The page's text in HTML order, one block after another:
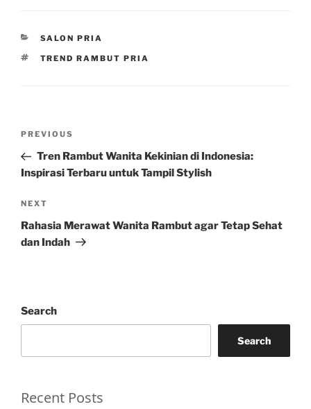
CATEGORIES
SALON PRIA
TAGS
TREND RAMBUT PRIA
Previous
Post
PREVIOUS
Tren Rambut Wanita Kekinian di Indonesia:
Inspirasi Terbaru untuk Tampil Stylish
Next
Post
NEXT
Rahasia Merawat Wanita Rambut agar Tetap Sehat
dan Indah
Search
Search
Recent Posts